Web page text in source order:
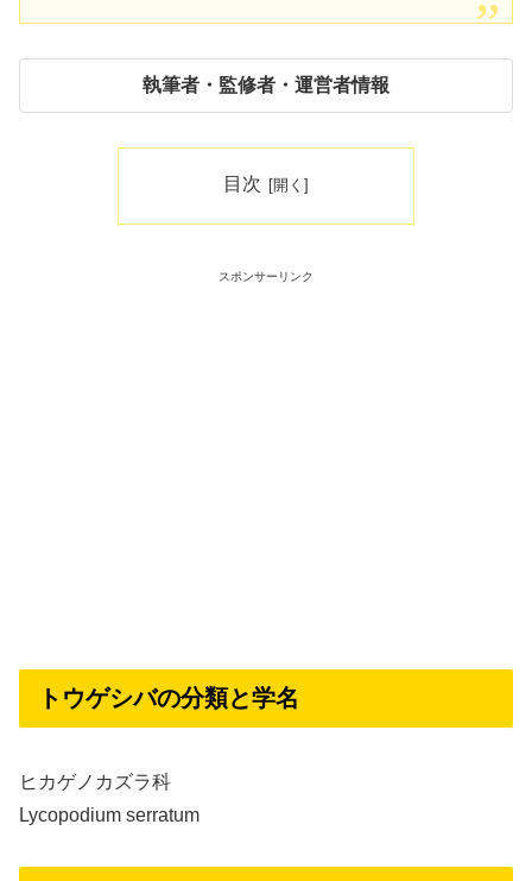
執筆者・監修者・運営者情報
目次
スポンサーリンク
トウゲシバの分類と学名
ヒカゲノカズラ科
Lycopodium serratum